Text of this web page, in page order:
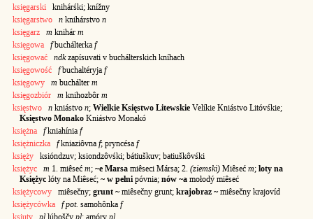
księgarski knihárśki; knížny
księgarstwo
n knihárstvo n
księgarz
m knihár m
księgowa
fbuchálterka f
księgować
ndkzapísuvati v buchálterskich kníhach
księgowość
fbuchaltéryja f
księgowy
m buchálter m
księgozbiór
m knihozbôr m
księstwo
n kniástvo n; Wielkie Księstwo Litewskie Velíkie Kniástvo Litóvśkie;
Księstwo Monako Kniástvo Monakó
księżna
fkniahínia f
księżniczka
fkniaziôvna f; pryncésa f
księży ksióndzuv; ksiondzôvśki; bátiuškuv; batiuškôvśki
księżyc
m 1. miêseć m; ~e Marsa miêseci Mársa; 2. (ziemski) Miêseć m; loty na
Księżyc lóty na Miêseć; ~ w pełni póvnia; nów ~a mołodý miêseć
księżycowy miêsečny; grunt ~ miêsečny grunt; krajobraz ~ miêsečny krajovíd
księżycówka
f pot. samohônka f
ksiuty
pl lúboščy pl; amóry pl